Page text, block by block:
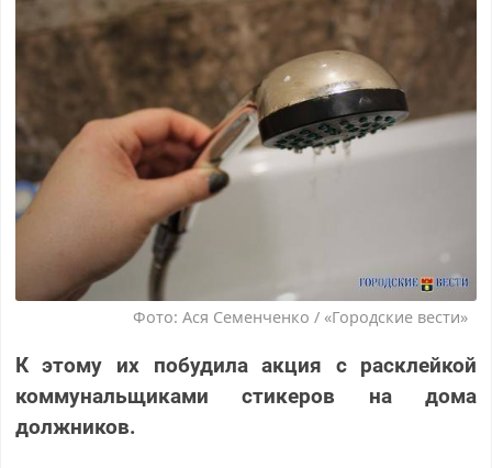
Фото: Ася Семенченко / «Городские вести»
К этому их побудила акция с расклейкой
коммунальщиками стикеров на дома
должников.